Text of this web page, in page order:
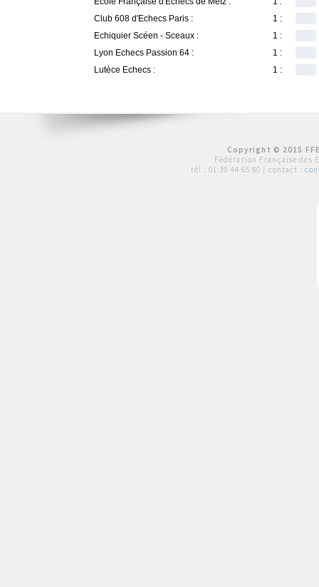
Club 608 d'Echecs Paris :
1 :
Echiquier Scéen - Sceaux :
1 :
Lyon Echecs Passion 64 :
1 :
Lutèce Echecs :
1 :
Copyright © 2015
Fédération Française des
tél : 01 39 44 65 80 | contact :